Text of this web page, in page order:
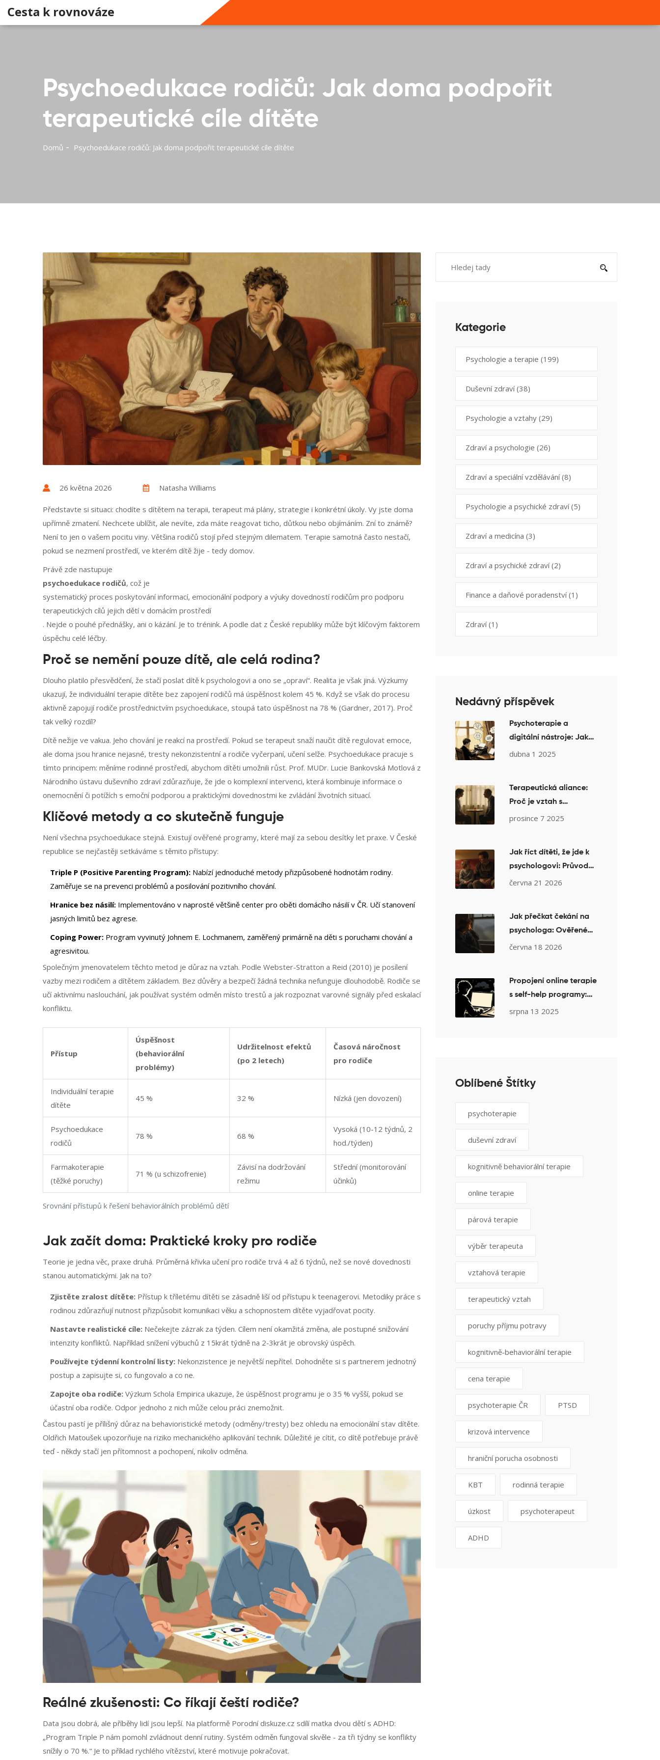
Cesta k rovnováze
Psychoedukace rodičů: Jak doma podpořit
terapeutické cíle dítěte
Domů Psychoedukace rodičů: Jak doma podpořit terapeutické cíle dítěte
26 května 2026 Natasha Williams
Představte si situaci: chodíte s dítětem na terapii, terapeut má plány, strategie i konkrétní úkoly. Vy jste doma
upřímně zmatení. Nechcete ublížit, ale nevíte, zda máte reagovat ticho, důtkou nebo objímáním. Zní to známě?
Není to jen o vašem pocitu viny. Většina rodičů stojí před stejným dilematem. Terapie samotná často nestačí,
pokud se nezmení prostředí, ve kterém dítě žije - tedy domov.
Právě zde nastupuje
psychoedukace rodičů, což je
systematický proces poskytování informací, emocionální podpory a výuky dovedností rodičům pro podporu
terapeutických cílů jejich dětí v domácím prostředí
. Nejde o pouhé přednášky, ani o kázání. Je to trénink. A podle dat z České republiky může být klíčovým faktorem
úspěchu celé léčby.
Proč se nemění pouze dítě, ale celá rodina?
Dlouho platilo přesvědčení, že stačí poslat dítě k psychologovi a ono se „opraví“. Realita je však jiná. Výzkumy
ukazují, že individuální terapie dítěte bez zapojení rodičů má úspěšnost kolem 45 %. Když se však do procesu
aktivně zapojují rodiče prostřednictvím psychoedukace, stoupá tato úspěšnost na 78 % (Gardner, 2017). Proč
tak velký rozdíl?
Dítě nežije ve vakua. Jeho chování je reakcí na prostředí. Pokud se terapeut snaží naučit dítě regulovat emoce,
ale doma jsou hranice nejasné, tresty nekonzistentní a rodiče vyčerpaní, učení selže. Psychoedukace pracuje s
tímto principem: měníme rodinné prostředí, abychom dítěti umožnili růst. Prof. MUDr. Lucie Bankovská Motlová z
Národního ústavu duševního zdraví zdůrazňuje, že jde o komplexní intervenci, která kombinuje informace o
onemocnění či potížích s emoční podporou a praktickými dovednostmi ke zvládání životních situací.
Klíčové metody a co skutečně funguje
Není všechna psychoedukace stejná. Existují ověřené programy, které mají za sebou desítky let praxe. V České
republice se nejčastěji setkáváme s těmito přístupy:
Triple P (Positive Parenting Program): Nabízí jednoduché metody přizpůsobené hodnotám rodiny.
Zaměřuje se na prevenci problémů a posilování pozitivního chování.
Hranice bez násilí: Implementováno v naprosté většině center pro oběti domácího násilí v ČR. Učí stanovení
jasných limitů bez agrese.
Coping Power: Program vyvinutý Johnem E. Lochmanem, zaměřený primárně na děti s poruchami chování a
agresivitou.
Společným jmenovatelem těchto metod je důraz na vztah. Podle Webster-Stratton a Reid (2010) je posílení
vazby mezi rodičem a dítětem základem. Bez důvěry a bezpečí žádná technika nefunguje dlouhodobě. Rodiče se
učí aktivnímu naslouchání, jak používat systém odměn místo trestů a jak rozpoznat varovné signály před eskalací
konfliktu.
Srovnání přístupů k řešení behaviorálních problémů dětí
Přístup
Úspěšnost
(behaviorální
problémy)
Udržitelnost efektů
(po 2 letech)
Časová náročnost
pro rodiče
Individuální terapie
dítěte
45 % 32 % Nízká (jen dovození)
Psychoedukace
rodičů
78 % 68 %
Vysoká (10-12 týdnů, 2
hod./týden)
Farmakoterapie
(těžké poruchy)
71 % (u schizofrenie)
Závisí na dodržování
režimu
Střední (monitorování
účinků)
Jak začít doma: Praktické kroky pro rodiče
Teorie je jedna věc, praxe druhá. Průměrná křivka učení pro rodiče trvá 4 až 6 týdnů, než se nové dovednosti
stanou automatickými. Jak na to?
Zjistěte zralost dítěte: Přístup k tříletému dítěti se zásadně liší od přístupu k teenagerovi. Metodiky práce s
rodinou zdůrazňují nutnost přizpůsobit komunikaci věku a schopnostem dítěte vyjadřovat pocity.
Nastavte realistické cíle: Nečekejte zázrak za týden. Cílem není okamžitá změna, ale postupné snižování
intenzity konfliktů. Například snížení výbuchů z 15krát týdně na 2-3krát je obrovský úspěch.
Používejte týdenní kontrolní listy: Nekonzistence je největší nepřítel. Dohodněte si s partnerem jednotný
postup a zapisujte si, co fungovalo a co ne.
Zapojte oba rodiče: Výzkum Schola Empirica ukazuje, že úspěšnost programu je o 35 % vyšší, pokud se
účastní oba rodiče. Odpor jednoho z nich může celou práci znemožnit.
Častou pastí je přílišný důraz na behavioristické metody (odměny/tresty) bez ohledu na emocionální stav dítěte.
Oldřich Matoušek upozorňuje na riziko mechanického aplikování technik. Důležité je cítit, co dítě potřebuje právě
teď - někdy stačí jen přítomnost a pochopení, nikoliv odměna.
Reálné zkušenosti: Co říkají čeští rodiče?
Data jsou dobrá, ale příběhy lidí jsou lepší. Na platformě Porodní diskuze.cz sdílí matka dvou dětí s ADHD:
„Program Triple P nám pomohl zvládnout denní rutiny. Systém odměn fungoval skvěle - za tři týdny se konflikty
snížily o 70 %.“ Je to příklad rychlého vítězství, které motivuje pokračovat.
Kategorie
Psychologie a terapie (199)
Duševní zdraví(38)
Psychologie a vztahy (29)
Zdraví a psychologie (26)
Zdraví a speciální vzdělávání(8)
Psychologie a psychické zdraví(5)
Zdraví a medicína (3)
Zdraví a psychické zdraví(2)
Finance a daňové poradenství(1)
Zdraví(1)
Nedávný příspěvek
Psychoterapie a
digitální nástroje: Jak
e-mail, deníky a
dubna 1 2025
Terapeutická aliance:
Proč je vztah s
psychoterapeutem
prosince 7 2025
Jak říct dítěti, že jde k
psychologovi: Průvodce
pro rodiče
června 21 2026
Jak přečkat čekání na
psychologa: Ověřené
strategie bezpečí a
června 18 2026
Propojení online terapie
s self-help programy:
Jak z terapie vytěžit
srpna 13 2025
Oblíbené Štítky
psychoterapie
duševní zdraví
kognitivně behaviorální terapie
online terapie
párová terapie
výběr terapeuta
vztahová terapie
terapeutický vztah
poruchy příjmu potravy
kognitivně-behaviorální terapie
cena terapie
psychoterapie ČR PTSD
krizová intervence
hraniční porucha osobnosti
KBT rodinná terapie
úzkost psychoterapeut
ADHD